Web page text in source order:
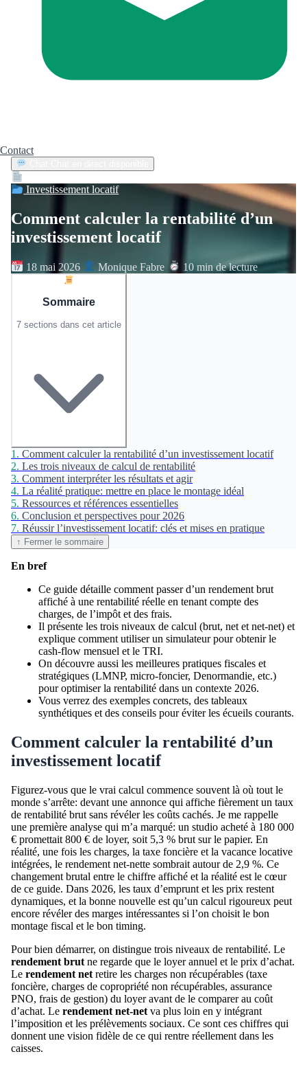
Contact
Investissement locatif
Comment calculer la rentabilité d’un
investissement locatif
18 mai 2026 Monique Fabre 10 min de lecture
Sommaire
7 sections dans cet article
1. Comment calculer la rentabilité d’un investissement locatif
2. Les trois niveaux de calcul de rentabilité
3. Comment interpréter les résultats et agir
4. La réalité pratique: mettre en place le montage idéal
5. Ressources et références essentielles
6. Conclusion et perspectives pour 2026
7. Réussir l’investissement locatif: clés et mises en pratique
↑ Fermer le sommaire
En bref
Ce guide détaille comment passer d’un rendement brut
affiché à une rentabilité réelle en tenant compte des
charges, de l’impôt et des frais.
Il présente les trois niveaux de calcul (brut, net et net-net) et
explique comment utiliser un simulateur pour obtenir le
cash-flow mensuel et le TRI.
On découvre aussi les meilleures pratiques fiscales et
stratégiques (LMNP, micro-foncier, Denormandie, etc.)
pour optimiser la rentabilité dans un contexte 2026.
Vous verrez des exemples concrets, des tableaux
synthétiques et des conseils pour éviter les écueils courants.
Comment calculer la rentabilité d’un
investissement locatif
Figurez-vous que le vrai calcul commence souvent là où tout le
monde s’arrête: devant une annonce qui affiche fièrement un taux
de rentabilité brut sans révéler les coûts cachés. Je me rappelle
une première analyse qui m’a marqué: un studio acheté à 180 000
€ promettait 800 € de loyer, soit 5,3 % brut sur le papier. En
réalité, une fois les charges, la taxe foncière et la vacance locative
intégrées, le rendement net-nette sombrait autour de 2,9 %. Ce
changement brutal entre le chiffre affiché et la réalité est le cœur
de ce guide. Dans 2026, les taux d’emprunt et les prix restent
dynamiques, et la bonne nouvelle est qu’un calcul rigoureux peut
encore révéler des marges intéressantes si l’on choisit le bon
montage fiscal et le bon timing.
Pour bien démarrer, on distingue trois niveaux de rentabilité. Le
rendement brut ne regarde que le loyer annuel et le prix d’achat.
Le rendement net retire les charges non récupérables (taxe
foncière, charges de copropriété non récupérables, assurance
PNO, frais de gestion) du loyer avant de le comparer au coût
d’achat. Le rendement net-net va plus loin en y intégrant
l’imposition et les prélèvements sociaux. Ce sont ces chiffres qui
donnent une vision fidèle de ce qui rentre réellement dans les
caisses.